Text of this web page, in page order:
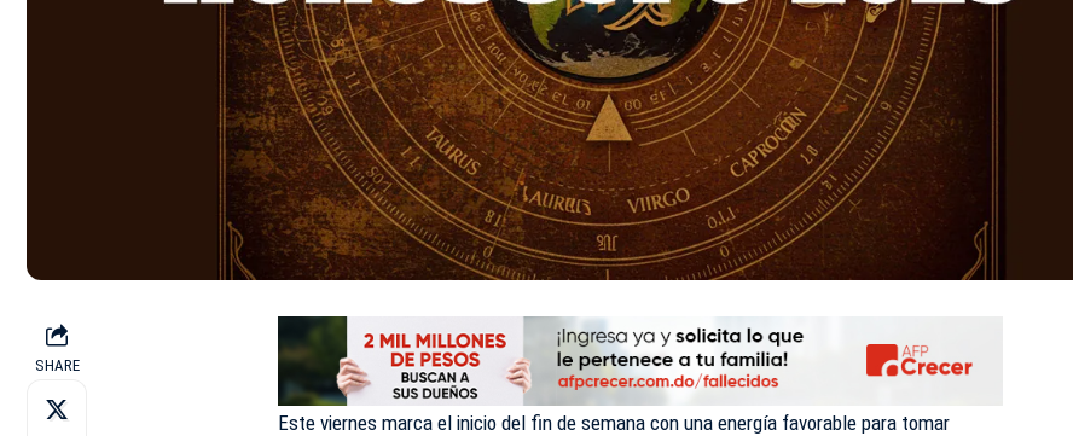
SHARE
Este viernes marca el inicio del fin de semana con una energía favorable para tomar